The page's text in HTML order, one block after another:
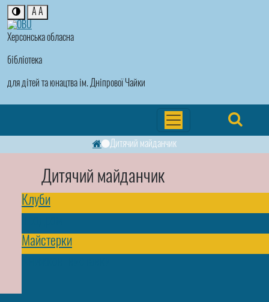
Херсонська обласна
бібліотека
для дітей та юнацтва ім. Дніпрової Чайки
A A
Дитячий майданчик
Дитячий майданчик
Клуби
Майстерки